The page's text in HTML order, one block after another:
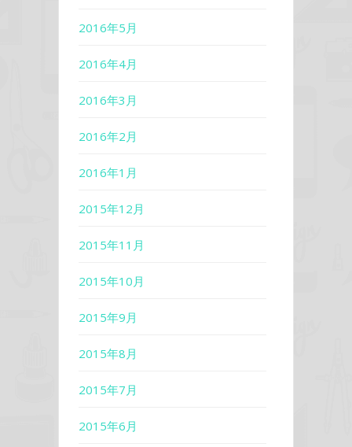
2016年5月
2016年4月
2016年3月
2016年2月
2016年1月
2015年12月
2015年11月
2015年10月
2015年9月
2015年8月
2015年7月
2015年6月